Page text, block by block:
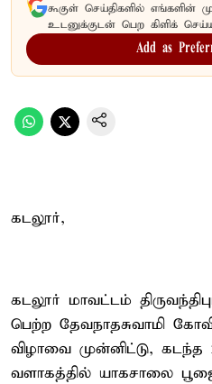
கூகுள் செய்திகளில் எங்களின்
உடனுக்குடன் பெற கிளிக்
Add as
கடலூர்,
கடலூர் மாவட்டம்
பெற்ற தேவநாதசுவாமி
விழாவை முன்னிட்டு,
வளாகத்தில் யாகசாலை